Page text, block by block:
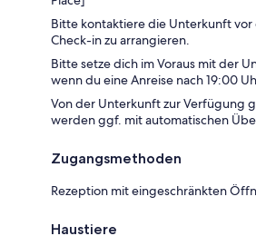
Bitte kontaktiere die Unterkunft vor
Check-in zu arrangieren.
Bitte setze dich im Voraus mit der
wenn du eine Anreise nach 19:00
Von der Unterkunft zur Verfügung
werden ggf. mit automatischen
Zugangsmethoden
Rezeption mit eingeschränkten
Haustiere